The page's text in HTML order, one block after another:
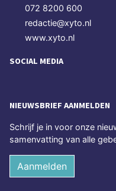
072 8200 600
redactie@xyto.nl
www.xyto.nl
SOCIAL MEDIA
NIEUWSBRIEF AANMELDEN
Schrijf je in voor onze
samenvatting van alle
Aanmelden